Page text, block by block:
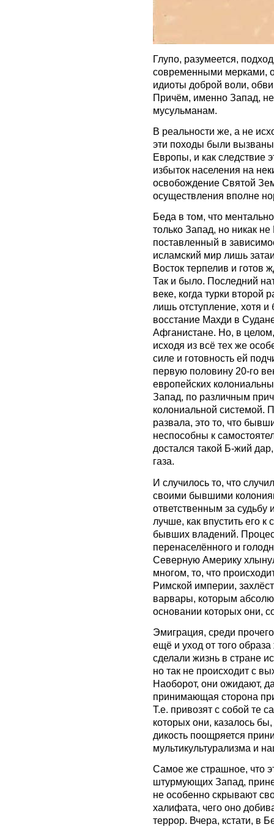
Глупо, разумеется,
современными мерками,
идиоты доброй воли,
Причём, именно Запад,
мусульманам.
В реальности же, а не
эти походы были
Европы, и как следствие
избыток населения на
освобождение Святой
осуществления вполне
Беда в том, что
только Запад, но никак
поставленный в
исламский мир лишь
Восток терпелив и готов
Так и было. Последний
веке, когда турки
лишь отступление, хотя и
восстание Махди в
Афганистане. Но, в
исходя из всё тех же
силе и готовность ей
первую половину 20-го
европейских
Запад, по различным
колониальной системой.
развала, это то, что
неспособны к
достался такой Б-жий
газа.
И случилось то, что
своими бывшими
ответственным за судьбу
лучше, как впустить его
бывших владений.
перенаселённого и
Северную Америку
многом, то, что
Римской империи,
варвары, которым
основании которых они,
Эмиграция, среди
ещё и уход от того
сделали жизнь в стране
но так не происходит с
Наоборот, они ожидают,
принимающая сторона
Т.е. привозят с собой те
которых они, казалось
дикость поощряется
мультикультурализма и
Самое же страшное, что
штурмующих Запад,
не особенно скрывают
халифата, чего оно
террор. Вчера, кстати, в